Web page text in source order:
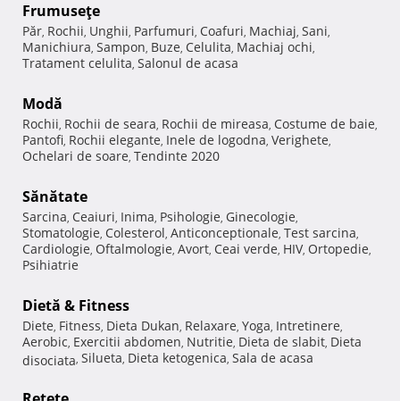
Frumuseţe
Păr, Rochii, Unghii, Parfumuri, Coafuri, Machiaj, Sani,
Manichiura, Sampon, Buze, Celulita, Machiaj ochi,
Tratament celulita, Salonul de acasa
Modă
Rochii, Rochii de seara, Rochii de mireasa, Costume de baie,
Pantofi, Rochii elegante, Inele de logodna, Verighete,
Ochelari de soare, Tendinte 2020
Sănătate
Sarcina, Ceaiuri, Inima, Psihologie, Ginecologie,
Stomatologie, Colesterol, Anticonceptionale, Test sarcina,
Cardiologie, Oftalmologie, Avort, Ceai verde, HIV, Ortopedie,
Psihiatrie
Dietă & Fitness
Diete, Fitness, Dieta Dukan, Relaxare, Yoga, Intretinere,
Aerobic, Exercitii abdomen, Nutritie, Dieta de slabit, Dieta
disociata, Silueta, Dieta ketogenica, Sala de acasa